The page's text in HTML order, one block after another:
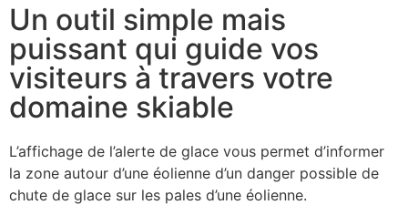
Un outil simple mais
puissant qui guide vos
visiteurs à travers votre
domaine skiable
L’affichage de l’alerte de glace vous permet d’informer
la zone autour d’une éolienne d’un danger possible de
chute de glace sur les pales d’une éolienne.